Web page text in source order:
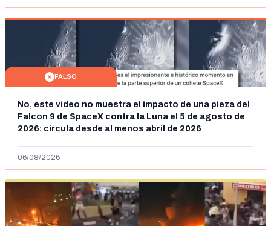
FALSO
No, este vídeo no muestra el impacto de una pieza del
Falcon 9 de SpaceX contra la Luna el 5 de agosto de
2026: circula desde al menos abril de 2026
06/08/2026